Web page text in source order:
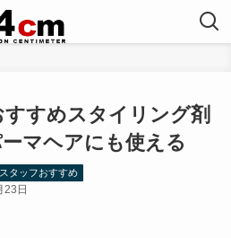
すめスタイリング剤
マヘアにも使える
タッフおすすめ
23日